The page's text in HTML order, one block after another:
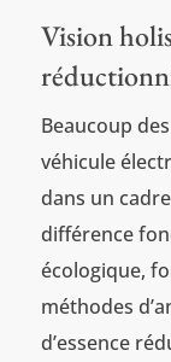
Vision
Beaucoup
véhicule
dans un
différence
écologique,
méthodes
d’essence